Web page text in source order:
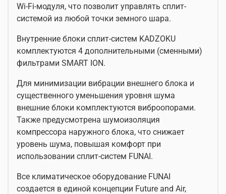
Wi-Fi-модуля, что позволит управлять сплит-
системой из любой точки земного шара.
Внутренние блоки сплит-систем KADZOKU
комплектуются 4 дополнительными (сменными)
фильтрами SMART ION.
Для минимизации вибрации внешнего блока и
существенного уменьшения уровня шума
внешние блоки комплектуются виброопорами.
Также предусмотрена шумоизоляция
компрессора наружного блока, что снижает
уровень шума, повышая комфорт при
использовании сплит-систем FUNAI.
Все климатическое оборудование FUNAI
создается в единой концепции Future and Air,